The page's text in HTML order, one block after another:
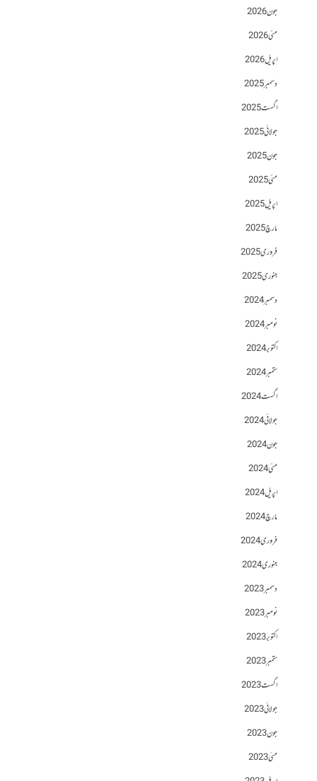
جون 2026
مئی 2026
اپریل 2026
دسمبر 2025
اگست 2025
جولائی 2025
جون 2025
مئی 2025
اپریل 2025
مارچ 2025
فروری 2025
جنوری 2025
دسمبر 2024
نومبر 2024
اکتوبر 2024
ستمبر 2024
اگست 2024
جولائی 2024
جون 2024
مئی 2024
اپریل 2024
مارچ 2024
فروری 2024
جنوری 2024
دسمبر 2023
نومبر 2023
اکتوبر 2023
ستمبر 2023
اگست 2023
جولائی 2023
جون 2023
مئی 2023